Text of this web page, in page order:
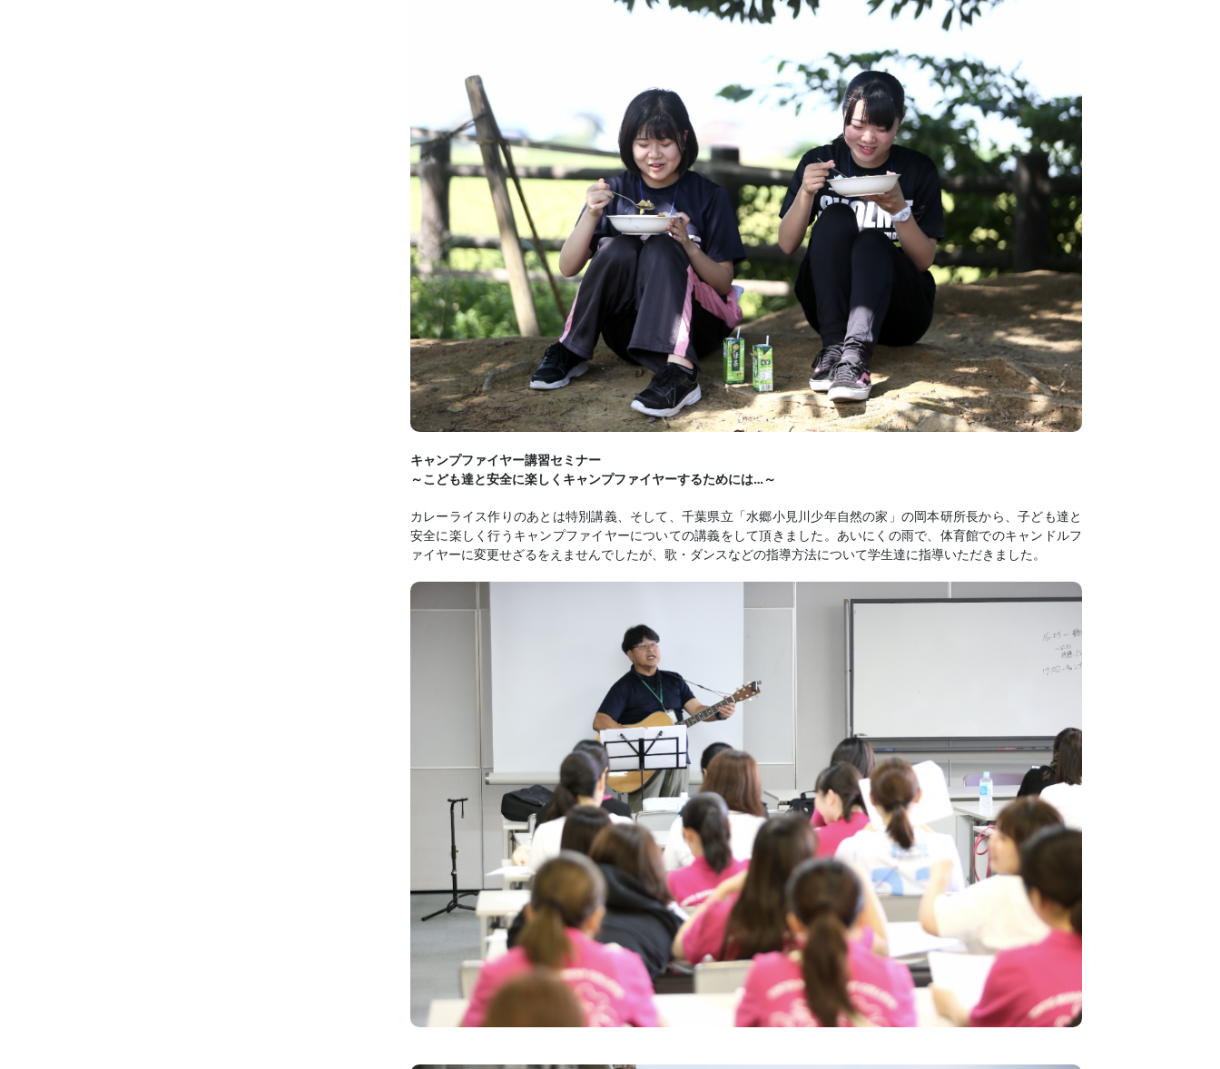
キャンプファイヤー講習セミナー
～こども達と安全に楽しくキャンプファイヤーするためには…～
カレーライス作りのあとは特別講義、そして、千葉県立「水郷小見川少年自然の家」の岡本研所長から、子ども達と
安全に楽しく行うキャンプファイヤーについての講義をして頂きました。あいにくの雨で、体育館でのキャンドルフ
ァイヤーに変更せざるをえませんでしたが、歌・ダンスなどの指導方法について学生達に指導いただきました。